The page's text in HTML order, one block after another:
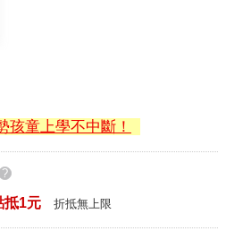
孩童上學不中斷！
?
抵1元 折抵無上限